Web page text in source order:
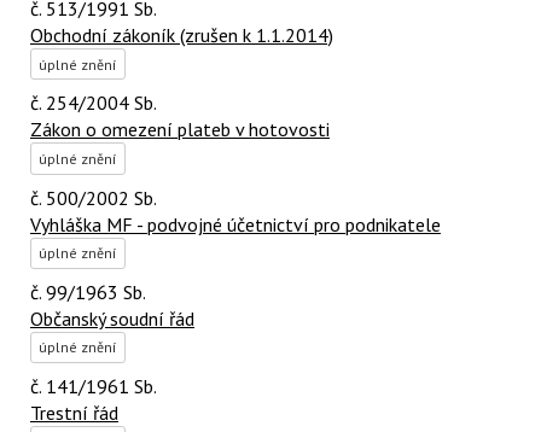
č. 513/1991 Sb.
Obchodní zákoník (zrušen k 1.1.2014)
úplné znění
č. 254/2004 Sb.
Zákon o omezení plateb v hotovosti
úplné znění
č. 500/2002 Sb.
Vyhláška MF - podvojné účetnictví pro podnikatele
úplné znění
č. 99/1963 Sb.
Občanský soudní řád
úplné znění
č. 141/1961 Sb.
Trestní řád